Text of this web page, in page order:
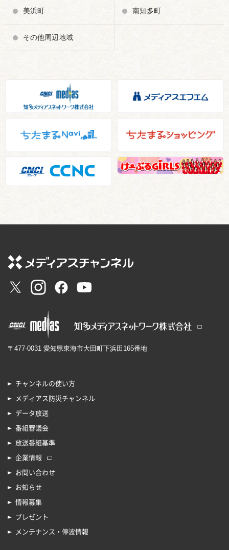
美浜町 南知多町
その他周辺地域
〒477-0031 愛知県東海市大田町下浜田165番地
チャンネルの使い方
メディアス防災チャンネル
データ放送
番組審議会
放送番組基準
企業情報
お問い合わせ
お知らせ
情報募集
プレゼント
メンテナンス・停波情報